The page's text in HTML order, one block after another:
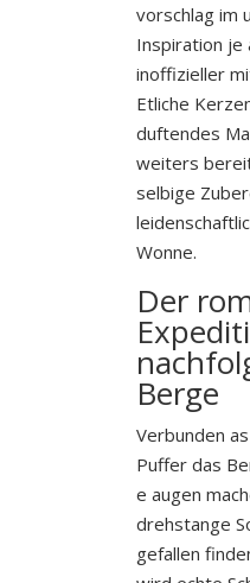
vorschlag im
Inspiration je
inoffizieller
Etliche
duftendes
weiters
selbige
Wonne.
Der
Berge
Verbunden
Puffer das
e augen
drehstange
gefallen